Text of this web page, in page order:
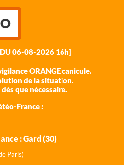
DU 06-08-2026 16h]
ORANGE canicule.
de la situation.
que nécessaire.
France :
: Gard (30)
Paris)